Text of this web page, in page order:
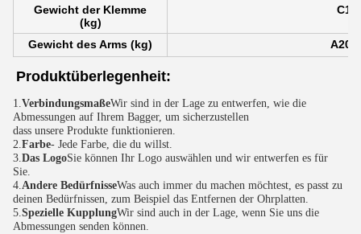
Gewicht der Klemme
(kg)
Gewicht des Arms (kg)
Produktüberlegenheit:
1.VerbindungsmaßeWir sind in der Lage zu entwerfen, wie die
Abmessungen auf Ihrem Bagger, um sicherzustellen
dass unsere Produkte funktionieren.
2.Farbe- Jede Farbe, die du willst.
3.Das LogoSie können Ihr Logo auswählen und wir entwerfen es für
Sie.
4.Andere BedürfnisseWas auch immer du machen möchtest, es passt zu
deinen Bedürfnissen, zum Beispiel das Entfernen der Ohrplatten.
5.Spezielle KupplungWir sind auch in der Lage, wenn Sie uns die
Abmessungen senden können.